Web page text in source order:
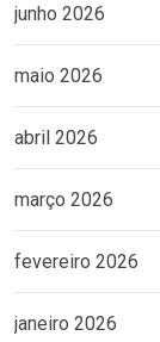
junho 2026
maio 2026
abril 2026
março 2026
fevereiro 2026
janeiro 2026